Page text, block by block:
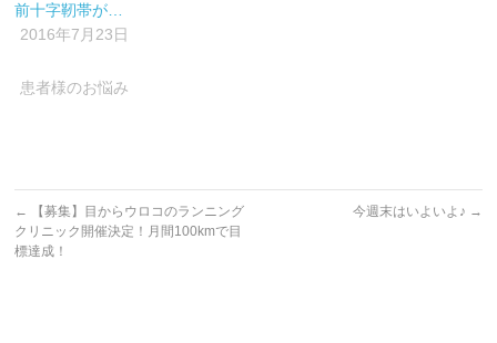
前十字靭帯が…
2016年7月23日
患者様のお悩み
←
【募集】目からウロコのランニング
クリニック開催決定！月間100kmで目
標達成！
今週末はいよいよ♪ →